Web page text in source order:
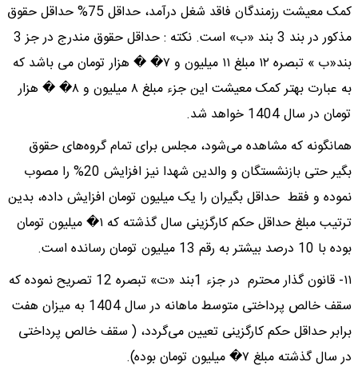
کمک معیشت رزمندگان فاقد شغل درآمد، حداقل 75% حداقل حقوق
مذکور در بند 3 بند «ب» است. نکته : حداقل حقوق مندرج در جز 3
بند«ب » تبصره ١٢ مبلغ ١١ میلیون و ٧� � هزار تومان می باشد که
به عبارت بهتر کمک معیشت این جزء مبلغ ٨ میلیون و ٨� � هزار
تومان در سال 1404 خواهد شد.
همانگونه که مشاهده می‌شود، مجلس برای تمام گروه‌های حقوق
بگیر حتی بازنشستگان و والدین شهدا نیز افزایش 20% را مصوب
نموده و فقط حداقل بگیران را یک میلیون تومان افزایش داده، بدین
ترتیب مبلغ حداقل حکم کارگزینی سال گذشته که ١� میلیون تومان
بوده با 10 درصد بیشتر به رقم 13 میلیون تومان رسانده است.
١١- قانون گذار محترم در جزء 1بند «ت» تبصره 12 تصریح نموده که
سقف خالص پرداختی متوسط ماهانه در سال 1404 به میزان هفت
برابر حداقل حکم کارگزینی تعیین می‌گردد، ( سقف خالص پرداختی
در سال گذشته مبلغ ٧� میلیون تومان بوده).